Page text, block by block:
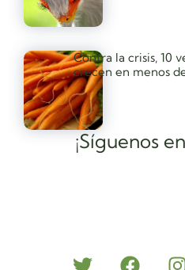
¡Síguenos
Contra la crisis, 10
crecen en menos